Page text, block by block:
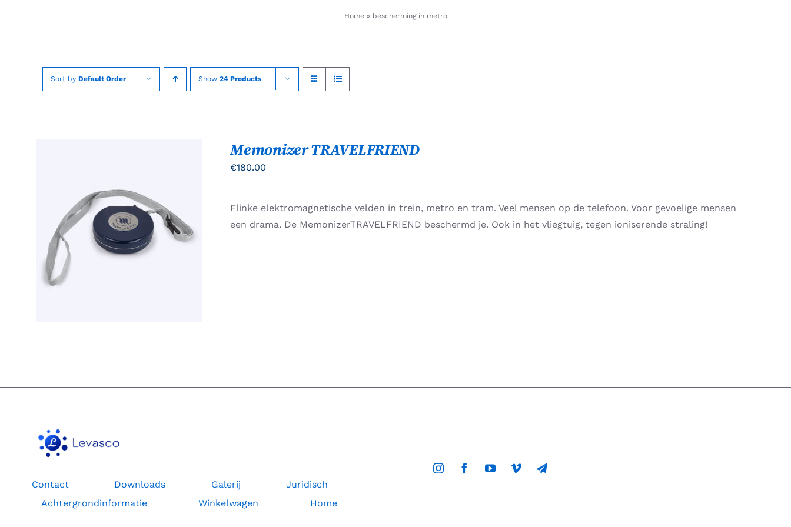
Home» bescherming in metro
Sort by Default Order Show 24 Products
TOEVOEGEN AAN
WINKELWAGEN
QUICK
VIEW
Memonizer TRAVELFRIEND
€180.00
Flinke elektromagnetische velden in trein, metro en tram. Veel mensen op de telefoon. Voor gevoelige mensen
een drama. De MemonizerTRAVELFRIEND beschermd je. Ook in het vliegtuig, tegen ioniserende straling!
Contact Downloads Galerij
Juridisch
Achtergrondinformatie
Winkelwagen Home